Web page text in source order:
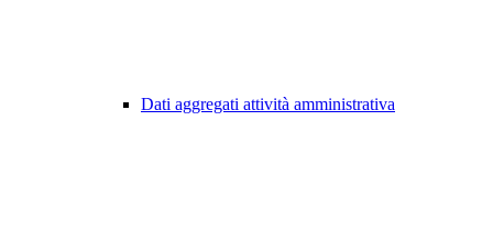
Dati aggregati attività amministrativa